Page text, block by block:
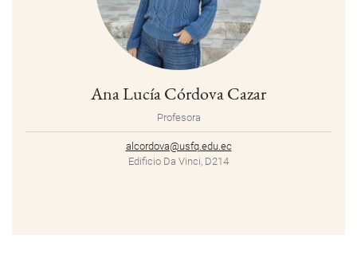
Ana Lucía Córdova Cazar
Profesora
alcordova@usfq.edu.ec
Edificio Da Vinci, D214